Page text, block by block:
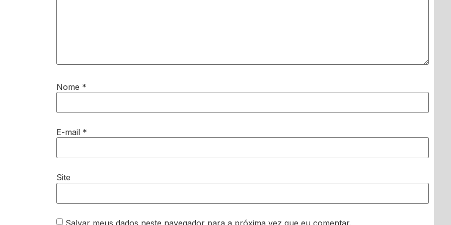
Nome *
E-mail *
Site
Salvar meus dados neste navegador para a próxima vez que eu comentar.